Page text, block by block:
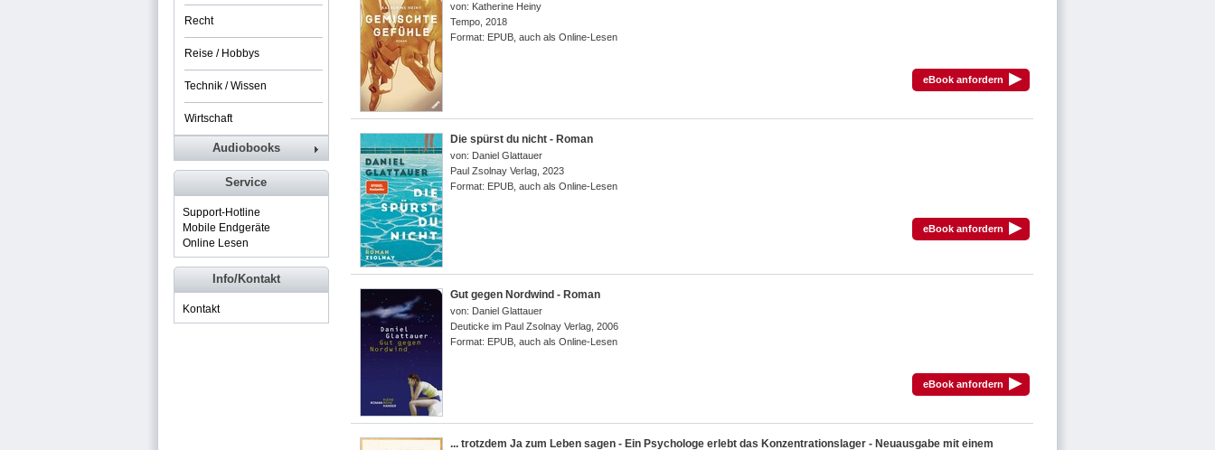
von: Katherine Heiny
Tempo 2018
Format: EPUB, auch als Online-Lesen
eBook anfordern ▸
Die spürst du nicht - Roman
von: Daniel Glattauer
Paul Zsolnay Verlag 2023
Format: EPUB, auch als Online-Lesen
eBook anfordern ▸
Gut gegen Nordwind - Roman
von: Daniel Glattauer
Deuticke im Paul Zsolnay Verlag 2006
Format: EPUB, auch als Online-Lesen
eBook anfordern ▸
... trotzdem Ja zum Leben sagen - Ein Psychologe erlebt das Konzentrationslager - Neuausgabe mit einem
Recht
Reise / Hobbys
Technik / Wissen
Wirtschaft
Audiobooks
Service
Support-Hotline
Mobile Endgeräte
Online Lesen
Info/Kontakt
Kontakt